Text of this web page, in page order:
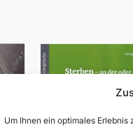
Um Ihnen ein optimales